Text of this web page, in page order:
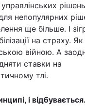
для непопулярних
ще більше. І
на страху.
війною. А
ставки на
тлі.
і